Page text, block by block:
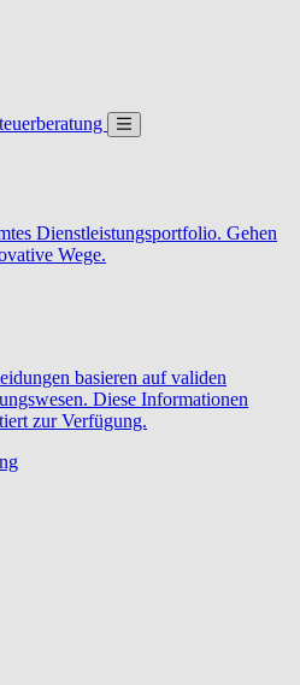
Dienstleistungsportfolio. Gehen
Wege.
basieren auf validen
Diese Informationen
zur Verfügung.